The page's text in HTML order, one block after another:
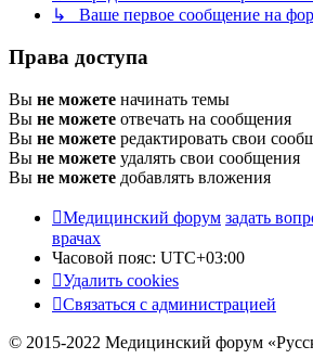
↳ Ваше первое сообщение на
Права доступа
Вы не можете начинать темы
Вы не можете отвечать на сообщения
Вы не можете редактировать свои
Вы не можете удалять свои сообщения
Вы не можете добавлять вложения
Медицинский форум задать
врачах
Часовой пояс: UTC+03:00
Удалить cookies
Связаться с администрацией
© 2015-2022 Медицинский форум